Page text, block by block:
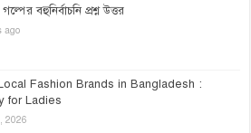
বহুনির্বাচনি প্রশ্ন উত্তর
ago
Fashion Brands in Bangladesh :
for Ladies
2026